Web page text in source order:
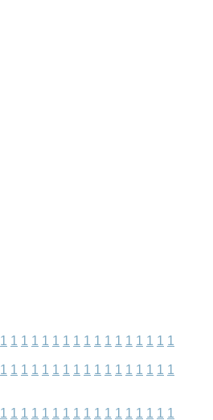
1 1 1 1 1 1 1 1 1 1 1 1 1 1 1 1 1
1 1 1 1 1 1 1 1 1 1 1 1 1 1 1 1 1
1 1 1 1 1 1 1 1 1 1 1 1 1 1 1 1 1